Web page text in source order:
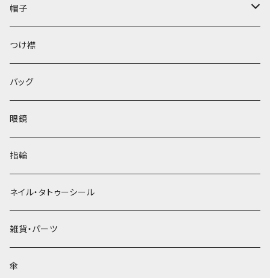
帽子
ベレー帽
つけ襟
バッグ
眼鏡
指輪
ネイル・タトゥーシール
雑貨・パーツ
傘